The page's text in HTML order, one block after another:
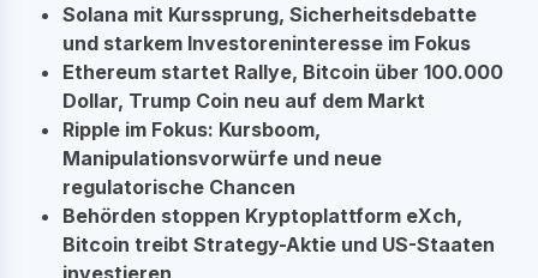
Solana mit Kurssprung, Sicherheitsdebatte
und starkem Investoreninteresse im Fokus
Ethereum startet Rallye, Bitcoin über 100.000
Dollar, Trump Coin neu auf dem Markt
Ripple im Fokus: Kursboom,
Manipulationsvorwürfe und neue
regulatorische Chancen
Behörden stoppen Kryptoplattform eXch,
Bitcoin treibt Strategy-Aktie und US-Staaten
investieren